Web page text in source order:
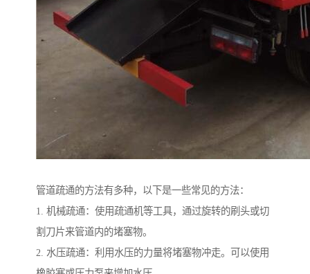
管道疏通的方法有多种，以下是一些常见的方法：
1. 机械疏通：使用疏通机等工具，通过旋转的刷头或切
割刀片来管道内的堵塞物。
2. 水压疏通：利用水压的力量将堵塞物冲走。可以使用